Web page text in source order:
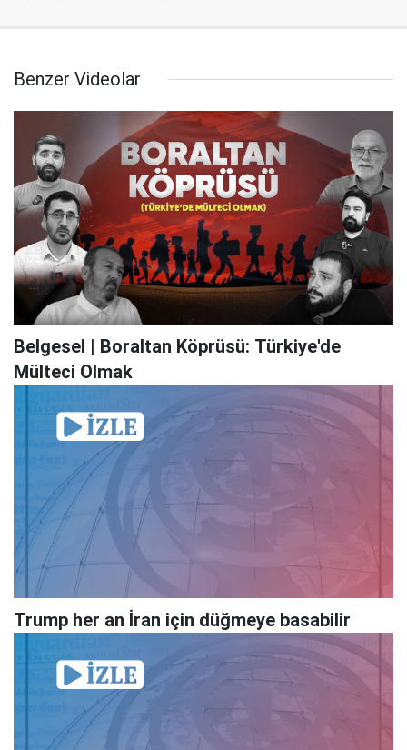
Benzer Videolar
Belgesel | Boraltan Köprüsü: Türkiye'de
Mülteci Olmak
Trump her an İran için düğmeye basabilir